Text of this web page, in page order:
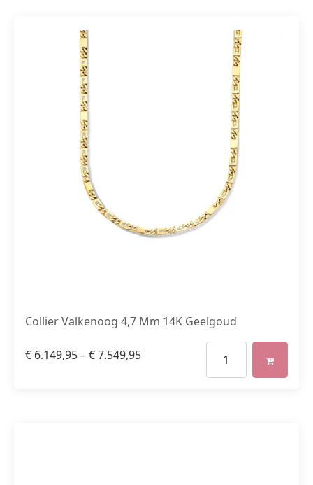
Collier Valkenoog 4,7 Mm 14K Geelgoud
€ 6.149,95–€7.549,95